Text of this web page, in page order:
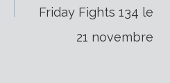
Friday Fights 134 le
21 novembre